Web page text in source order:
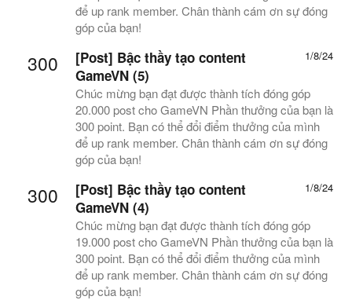
để up rank member. Chân thành cám ơn sự đóng
góp của bạn!
300 1/8/24
[Post] Bậc thầy tạo content
GameVN (5)
Chúc mừng bạn đạt được thành tích đóng góp
20.000 post cho GameVN Phần thưởng của bạn là
300 point. Bạn có thể đổi điểm thưởng của mình
để up rank member. Chân thành cám ơn sự đóng
góp của bạn!
300 1/8/24
[Post] Bậc thầy tạo content
GameVN (4)
Chúc mừng bạn đạt được thành tích đóng góp
19.000 post cho GameVN Phần thưởng của bạn là
300 point. Bạn có thể đổi điểm thưởng của mình
để up rank member. Chân thành cám ơn sự đóng
góp của bạn!